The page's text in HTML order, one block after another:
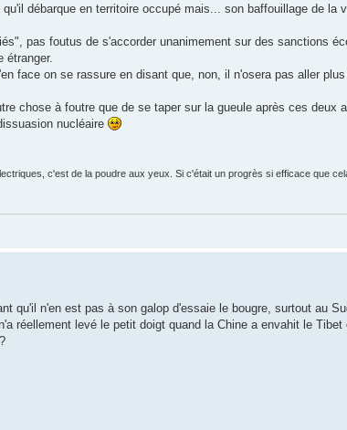
débarque en territoire occupé mais... son baffouillage de la
pas foutus de s'accorder unanimement sur des sanctions
étranger.
face on se rassure en disant que, non, il n'osera pas aller
chose à foutre que de se taper sur la gueule après ces deux
nucléaire
c'est de la poudre aux yeux. Si c'était un progrès si efficace que
qu'il n'en est pas à son galop d'essaie le bougre, surtout au
réellement levé le petit doigt quand la Chine a envahit le